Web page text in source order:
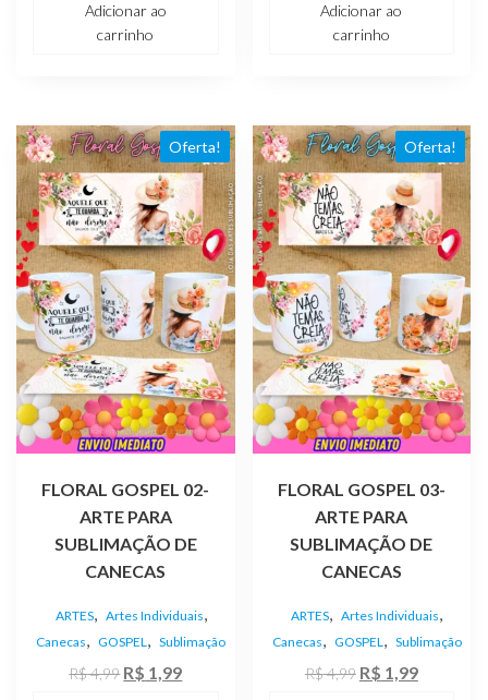
original
Adicionar ao
carrinho
Adicionar ao
carrinho
Oferta!
FLORAL GOSPEL 02-
ARTE PARA
SUBLIMAÇÃO DE
CANECAS
ARTES, Artes Individuais,
Canecas, GOSPEL, Sublimação
R$4,99 O
R$ 1,99O
Oferta!
FLORAL GOSPEL 03-
ARTE PARA
SUBLIMAÇÃO DE
CANECAS
ARTES, Artes Individuais,
Canecas, GOSPEL, Sublimação
R$4,99 O
R$ 1,99O